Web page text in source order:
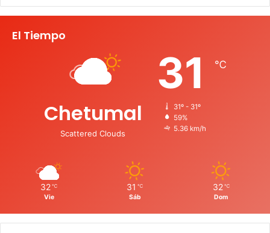
El Tiempo
Chetumal
Scattered Clouds
31 ℃
31º - 31º
59%
5.36 km/h
32 ℃
Vie
31 ℃
Sáb
32 ℃
Dom